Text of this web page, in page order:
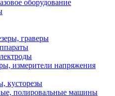
оборудование
граверы
измерители напряжения
кусторезы
полировальные машины